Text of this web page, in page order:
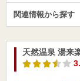
関連情報から探す
天然温泉 湯来